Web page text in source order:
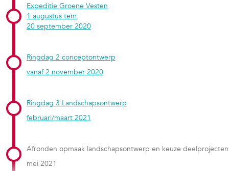
Expeditie Groene Vesten
1 augustus tem
20 september 2020
Ringdag 2 conceptontwerp
vanaf 2 november 2020
Ringdag 3 Landschapsontwerp
februari/maart 2021
Afronden opmaak landschapsontwerp en keuze deelprojecten
mei 2021